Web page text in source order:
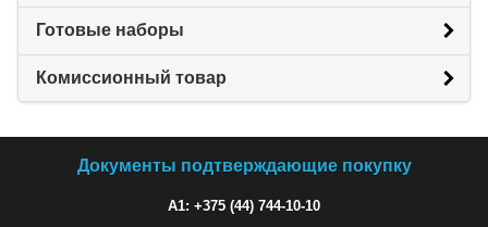
Готовые наборы
Комиссионный товар
Документы подтверждающие покупку
A1: +375 (44) 744-10-10